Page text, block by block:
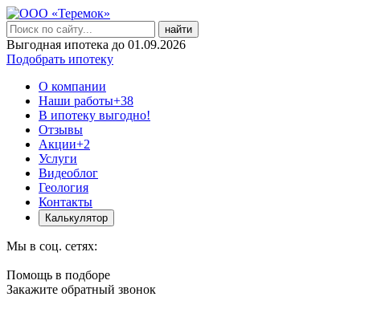
найти
Выгодная ипотека до 01.09.2026
Подобрать ипотеку
О компании
Наши работы+38
В ипотеку выгодно!
Отзывы
Акции+2
Услуги
Видеоблог
Геология
Контакты
Калькулятор
Мы в соц. сетях:
Помощь в подборе
Закажите обратный звонок